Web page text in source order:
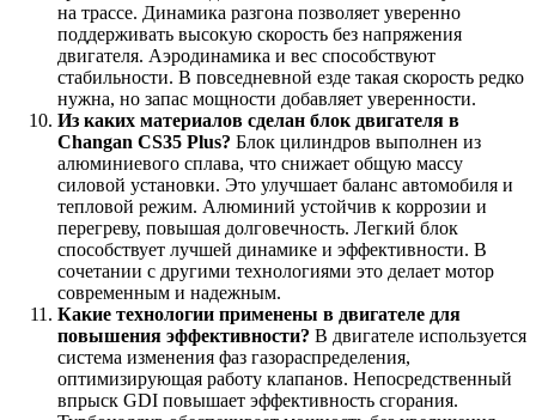
на трассе. Динамика разгона позволяет уверенно
поддерживать высокую скорость без напряжения
двигателя. Аэродинамика и вес способствуют
стабильности. В повседневной езде такая скорость редко
нужна, но запас мощности добавляет уверенности.
Из каких материалов сделан блок двигателя в
Changan CS35 Plus? Блок цилиндров выполнен из
алюминиевого сплава, что снижает общую массу
силовой установки. Это улучшает баланс автомобиля и
тепловой режим. Алюминий устойчив к коррозии и
перегреву, повышая долговечность. Легкий блок
способствует лучшей динамике и эффективности. В
сочетании с другими технологиями это делает мотор
современным и надежным.
Какие технологии применены в двигателе для
повышения эффективности? В двигателе используется
система изменения фаз газораспределения,
оптимизирующая работу клапанов. Непосредственный
впрыск GDI повышает эффективность сгорания.